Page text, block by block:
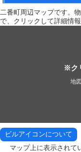
二番町周辺マップです。
で、クリックして詳細情
※ク
地
ビルアイコンについて
マップ上に表示されて